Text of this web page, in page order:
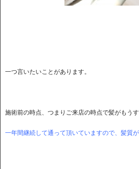
一つ言いたいことがあります。
施術前の時点、つまりご来店の時点で髪がもうす
一年間継続して通って頂いていますので、髪質